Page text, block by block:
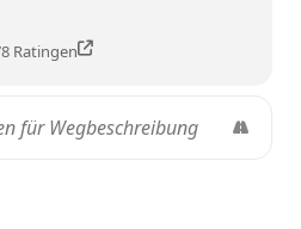
Ratingen